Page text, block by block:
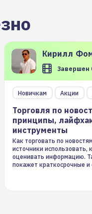
Кирилл
Завершен
Новичкам Акции
Торговля по
принципы,
инструменты
Как торговать по
источники использовать,
оценивать информацию.
покажет краткосрочные и